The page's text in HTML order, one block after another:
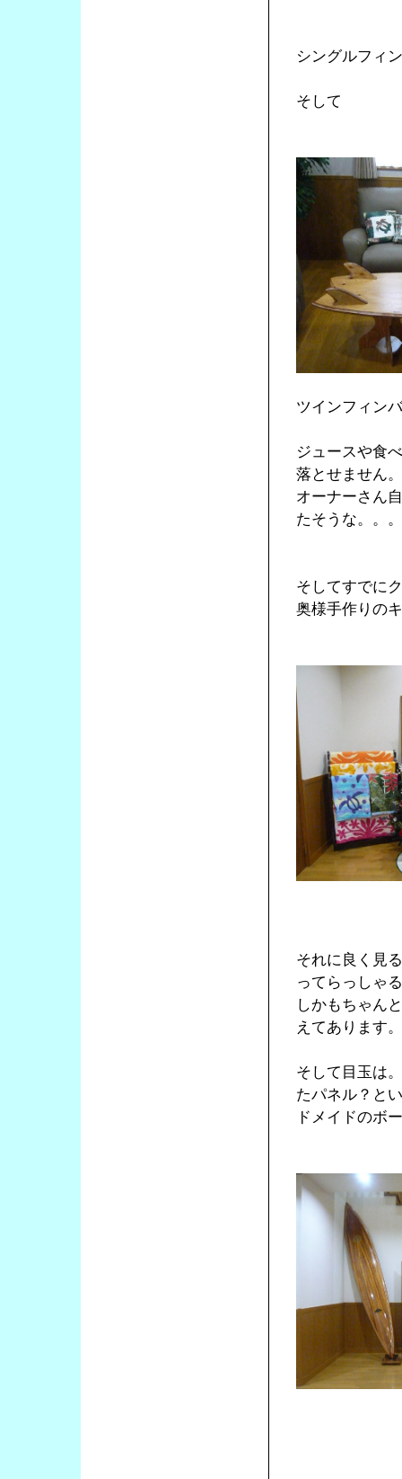
シングルフィ
そして
ツインフィン
ジュースや食
落とせません。
オーナーさん
たそうな。。。
そしてすでに
奥様手作りの
それに良く見
ってらっしゃ
しかもちゃん
えてあります。
そして目玉は
たパネル？と
ドメイドのボ